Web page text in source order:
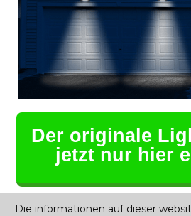
Der originale
jetzt nur hier
Die informationen auf dieser